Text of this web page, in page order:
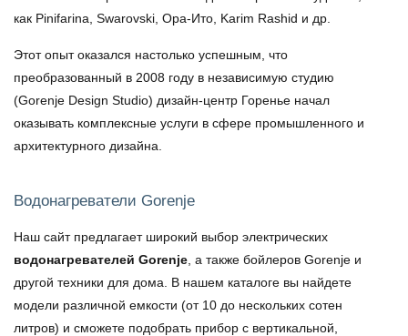
как Pinifarina, Swarovski, Ора-Ито, Karim Rashid и др.
Этот опыт оказался настолько успешным, что
преобразованный в 2008 году в независимую студию
(Gorenje Design Studio) дизайн-центр Горенье начал
оказывать комплексные услуги в сфере промышленного и
архитектурного дизайна.
Водонагреватели Gorenje
Наш сайт предлагает широкий выбор электрических
водонагревателей Gorenje , а также бойлеров Gorenje и
другой техники для дома. В нашем каталоге вы найдете
модели различной емкости (от 10 до нескольких сотен
литров) и сможете подобрать прибор с вертикальной,